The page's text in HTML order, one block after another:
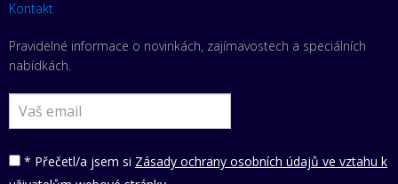
Kontakt
Pravidelné informace o novinkách, zajímavostech a speciálních
nabídkách.
* Přečetl/a jsem si Zásady ochrany osobních údajů ve vztahu k